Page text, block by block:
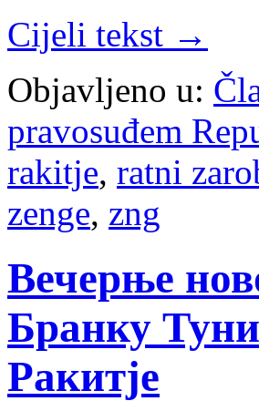
Cijeli tekst →
Objavljeno u:
pravosuđem
rakitje, ratni
zenge, zng
Вечерње
Бранку
Ракитје